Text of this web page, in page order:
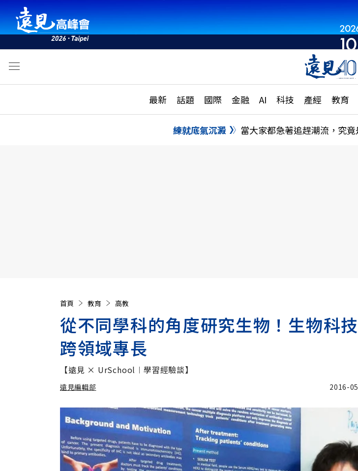
最新 話題 國際 金融 AI 科技 產經 教育
活動
話題
國際
特輯
大學升學
縣市施
民調
練就底氣沉澱 當大家都急著追趕潮流，究
首頁 教育 高教
從不同學科的角度研究生物！生物科
跨領域專長
【遠見 × UrSchool︱學習經驗談】
遠見編輯部
遠見編輯部 加入追蹤
2016-